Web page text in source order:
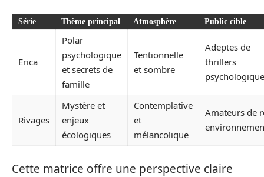
Série Thème principal Atmosphère Public cible
Erica
Polar
psychologique
et secrets de
famille
Tentionnelle
et sombre
Adeptes de
thrillers
Rivages
Mystère et
enjeux
écologiques
Contemplative
et
mélancolique
Amateurs de
Cette matrice offre une perspective claire